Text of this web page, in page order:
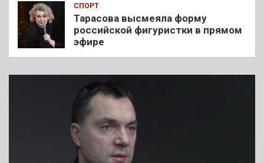
СПОРТ
Тарасова высмеяла форму
российской фигуристки в прямом
эфире